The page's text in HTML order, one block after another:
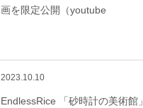
画を限定公開（youtube
2023.10.10
EndlessRice 「砂時計の美術館」